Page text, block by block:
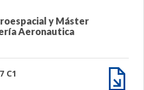
y Máster
Aeronautica
C1